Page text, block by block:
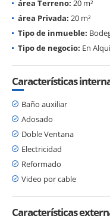
área Terreno: 20 m²
área Privada: 20 m²
Tipo de inmueble:
Tipo de negocio: En
Características
Baño auxiliar
Adosado
Doble Ventana
Electricidad
Reformado
Video por cable
Características